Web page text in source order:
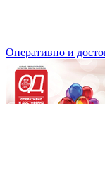
Оперативно и